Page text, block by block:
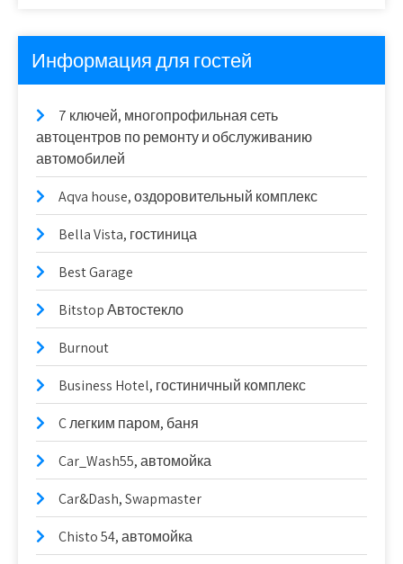
Информация для гостей
7 ключей, многопрофильная сеть
автоцентров по ремонту и обслуживанию
автомобилей
Aqva house, оздоровительный комплекс
Bella Vista, гостиница
Best Garage
Bitstop Автостекло
Burnout
Business Hotel, гостиничный комплекс
C легким паром, баня
Car_Wash55, автомойка
Car&Dash, Swapmaster
Chisto 54, автомойка